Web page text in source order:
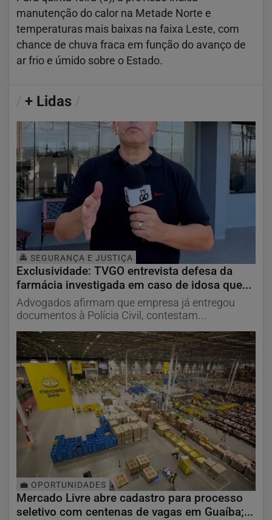
manutenção do calor na Metade Norte e
temperaturas mais baixas na faixa Leste, com
chance de chuva fraca em função do avanço de
ar frio e úmido sobre o Estado.
+ Lidas
🚔 SEGURANÇA E JUSTIÇA
Exclusividade: TVGO entrevista defesa da
farmácia investigada em caso de idosa que...
Advogados afirmam que empresa já entregou
documentos à Polícia Civil, contestam...
💼 OPORTUNIDADES
Mercado Livre abre cadastro para processo
seletivo com centenas de vagas em Guaíba;...